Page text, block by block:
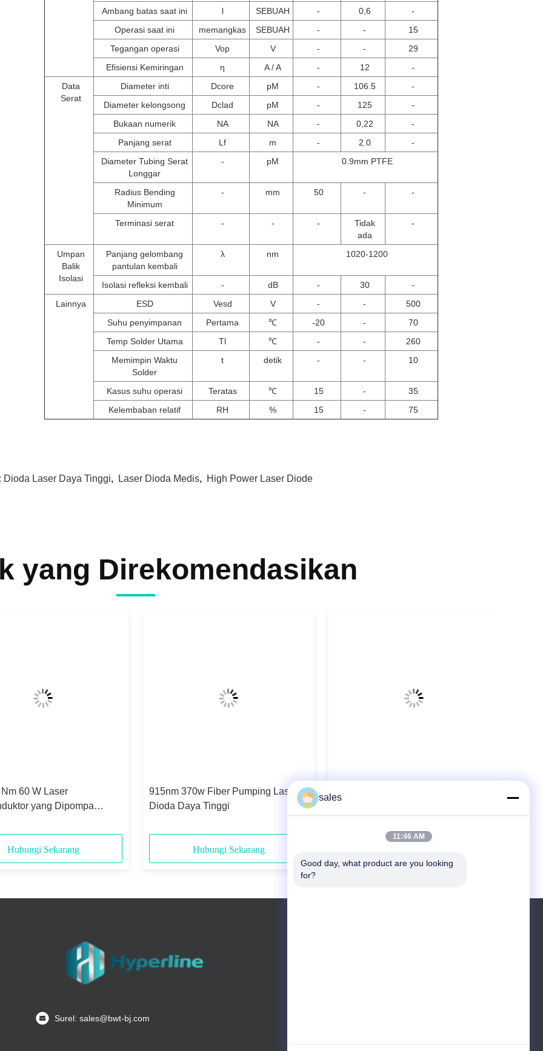
Ambang batas saat ini l SEBUAH - 0,6
-
Operasi saat ini
memangkas SEBUAH - -
15
Tegangan operasi
Vop V - -
29
Efisiensi Kemiringan
η A / A - 12
-
Data
Serat
Diameter inti Dcore pM - 106.5
-
Diameter kelongsong
Dclad pM - 125
-
Bukaan numerik
NA NA - 0,22
-
Panjang serat
Lf m - 2.0
-
Diameter Tubing Serat
Longgar
- pM 0.9mm PTFE
Radius Bending
Minimum
- mm 50 - -
Terminasi serat - - -
Tidak
ada
-
Umpan
Balik
Isolasi
Panjang gelombang
pantulan kembali
λ nm 1020-1200
Isolasi refleksi kembali - dB - 30
-
Lainnya
ESD Vesd V - -
500
Suhu penyimpanan
Pertama ℃ -20 -
70
Temp Solder Utama
Tl ℃ - -
260
Memimpin Waktu
Solder
t detik - - 10
Kasus suhu operasi Teratas ℃ 15 -
35
Kelembaban relatif
RH % 15 - 75
Dioda Laser Daya Tinggi, Laser Dioda Medis, High Power Laser Diode
yang Direkomendasikan
60 W Laser
yang Dipompa
Hubungi Sekarang
915nm 370w Fiber Pumping Laser
Dioda Daya Tinggi
Hubungi Sekarang
Surel: sales@bwt-bj.com
sales
11:46 AM
Good day, what product are you looking
for?